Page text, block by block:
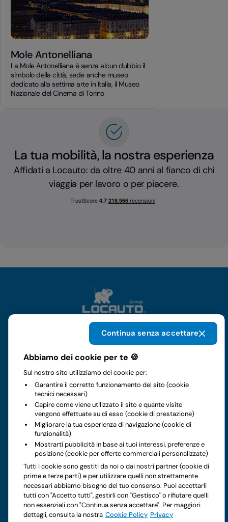
Mole Antonelliana
La Mole Antonelliana è senza alcun dubbio il
simbolo della città, sede anche museo
dedicato alla settima arte in Italia, il Museo
Nazionale del Cinema di Torino
La tua mobilità, la nostra esperienza
Affidati a Locauto: da oltre 40 anni al fianco di chi
viaggia per lavoro o per piacere.
Noleggi
Business
Contatti
Note legali
Hai dei dubbi sul tuo prossimo noleggio?
Abbiamo dei cookie per te 🍪
Sul nostro sito utilizziamo dei cookie per:
Garantire il corretto funzionamento del sito (cookie
tecnici necessari)
Capire come viene utilizzato il sito e quante visite
vengono effettuate su di esso (cookie di prestazione)
Migliorare la tua esperienza di navigazione (cookie di
funzionalità)
Mostrarti pubblicità in base ai tuoi interessi, preferenze e
posizione (cookie per offerte commerciali personalizzate)
Tutti i cookie sono gestiti da noi o dai nostri partner (cookie di
prime e terze parti) e per utilizzare quelli non strettamente
necessari abbiamo bisogno del tuo consenso. Puoi accettarli
tutti con "Accetto tutti", gestirli con "Gestisco" o rifiutare quelli
non essenziali con "Continua senza accettare". Per maggiori
dettagli, consulta la nostra Cookie Policy Privacy
Continua senza accettare